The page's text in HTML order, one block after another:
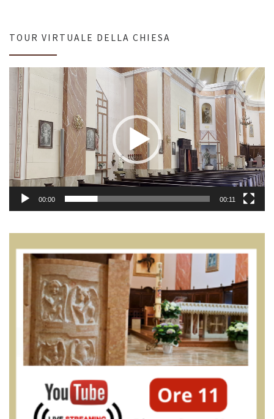
TOUR VIRTUALE DELLA CHIESA
Video
Player
00:00 00:11